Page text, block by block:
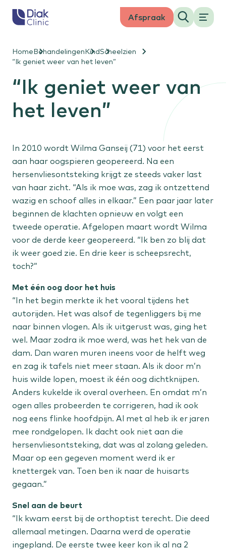
Keer
de
homepage
Afspraak
Zoeken
Open
het
Behandelingen
Bewegen
Hand & pols zorg
Slijtage van de heup
Slijtage van de knie
Nekhernia
Hoofd en hals
Staar
Maculadegeneratie
Gehoorproblemen
Oorontsteking
Galstenen
Vergrote prostaat
Anale klachten
Huid en vaten
Verdachte plekjes
Spataderen
Vetbult
Sportletsel
Knieletsel
Overgangsklachten
Kind
Expertisecentra
Niersteencentrum Midden-Nederland
Liesbreukcentrum Nederland
Verwijzers
Maak een afspraak
HomeBehandelingenKindScheelzien
“Ik geniet weer van het leven”
“Ik geniet weer van
het leven”
In 2010 wordt Wilma Ganseij (71) voor het eerst
aan haar oogspieren geopereerd. Na een
hersenvliesontsteking krijgt ze steeds vaker last
van haar zicht. “Als ik moe was, zag ik ontzettend
wazig en schoof alles in elkaar.” Een paar jaar later
beginnen de klachten opnieuw en volgt een
tweede operatie. Afgelopen maart wordt Wilma
voor de derde keer geopereerd. “Ik ben zo blij dat
ik weer goed zie. En drie keer is scheepsrecht,
toch?”
Met één oog door het huis
“In het begin merkte ik het vooral tijdens het
autorijden. Het was alsof de tegenliggers bij me
naar binnen vlogen. Als ik uitgerust was, ging het
wel. Maar zodra ik moe werd, was het hek van de
dam. Dan waren muren ineens voor de helft weg
en zag ik tafels niet meer staan. Als ik door m’n
huis wilde lopen, moest ik één oog dichtknijpen.
Anders kukelde ik overal overheen. En omdat m’n
ogen alles probeerden te corrigeren, had ik ook
nog eens flinke hoofdpijn. Al met al heb ik er jaren
mee rondgelopen. Ik dacht ook niet aan die
hersenvliesontsteking, dat was al zolang geleden.
Maar op een gegeven moment werd ik er
knettergek van. Toen ben ik naar de huisarts
gegaan.”
Snel aan de beurt
“Ik kwam eerst bij de orthoptist terecht. Die deed
allemaal metingen. Daarna werd de operatie
ingepland. De eerste twee keer kon ik al na 2